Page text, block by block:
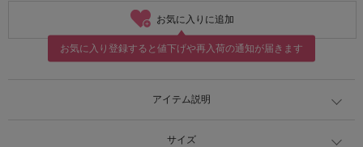
お気に入りに追加
お気に入り登録すると値下げや再入荷の通知が届きます
アイテム説明
サイズ